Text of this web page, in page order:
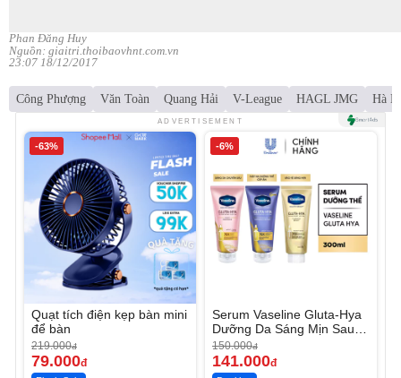
Phan Đăng Huy
Nguồn: giaitri.thoibaovhnt.com.vn
23:07 18/12/2017
Công Phượng Văn Toàn Quang Hải V-League HAGL JMG Hà
ADVERTISEMENT
-63%
Quạt tích điện kẹp bàn mini
để bàn
219.000đ
79.000đ
-6%
Serum Vaseline Gluta-Hya
Dưỡng Da Sáng Mịn Sau 7
Ngày
150.000đ
141.000đ